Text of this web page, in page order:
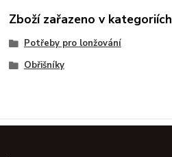
Zboží zařazeno v kategoriích
Potřeby pro lonžování
Obřišníky